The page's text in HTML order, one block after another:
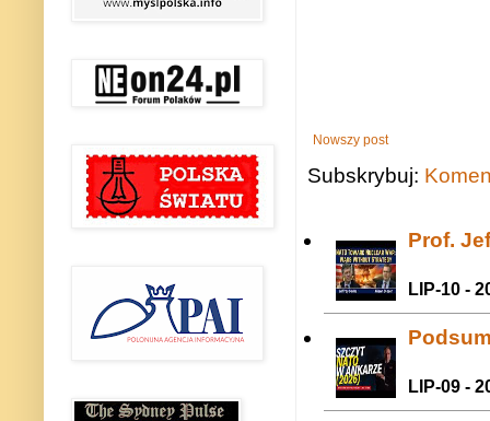
Nowszy post
Subskrybuj:
Prof.
LIP-10 -
LIP-09 -